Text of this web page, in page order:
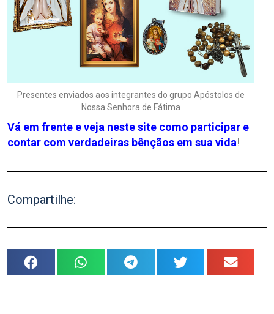
Presentes enviados aos integrantes do grupo Apóstolos de
Nossa Senhora de Fátima
Vá em frente e veja neste site como participar e
contar com verdadeiras bênçãos em sua vida!
Compartilhe: